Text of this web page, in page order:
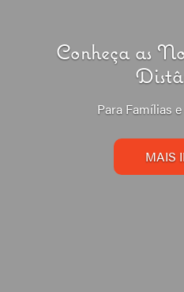
Conheça as
Para Famílias
MAIS